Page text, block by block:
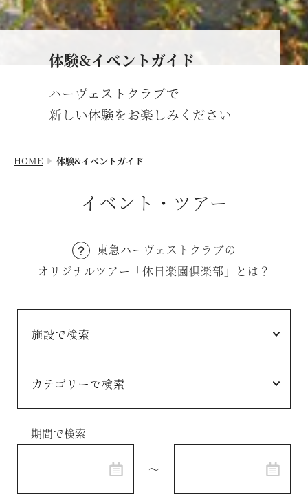
体験&イベントガイド
ハーヴェストクラブで
新しい体験をお楽しみください
レストランメニュー
RESERVEシリーズ
東急ハーヴェストクラブについて
東急ハーヴェストクラブとは
宿泊制限 / 特定期間
ハーヴェストポイント
ご友人のご紹介
法人会員ご担当者様へ
よくあるお問い合わせ
（デジタルパンフレット）
ハンドブック
蓼科アネックス
南紀田辺
有馬六彩
VIALAシリーズ
VIALA箱根翡翠
VIALA annex有馬六彩
RESERVEシリーズ
HOME 体験&イベントガイド
イベント・ツアー
東急ハーヴェストクラブの
オリジナルツアー「休日楽園倶楽部」とは？
期間で検索
～
オンライン予約はこちら
お電話でのご予約はこちら